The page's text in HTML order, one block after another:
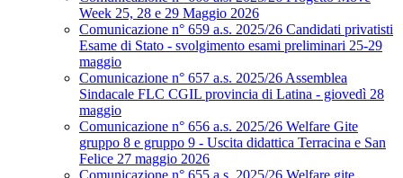
Week 25, 28 e 29 Maggio 2026
Comunicazione n° 659 a.s. 2025/26 Candidati privatisti
Esame di Stato - svolgimento esami preliminari 25-29
maggio
Comunicazione n° 657 a.s. 2025/26 Assemblea
Sindacale FLC CGIL provincia di Latina - giovedì 28
maggio
Comunicazione n° 656 a.s. 2025/26 Welfare Gite
gruppo 8 e gruppo 9 - Uscita didattica Terracina e San
Felice 27 maggio 2026